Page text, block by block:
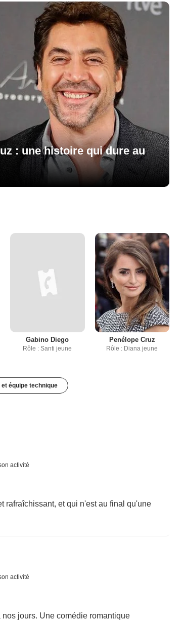
: une histoire qui dure au
Gabino Diego
Rôle : Santi jeune
Penélope Cruz
Rôle : Diana jeune
équipe technique
activité
rafraîchissant, et qui n'est au final qu'une
activité
jours. Une comédie romantique